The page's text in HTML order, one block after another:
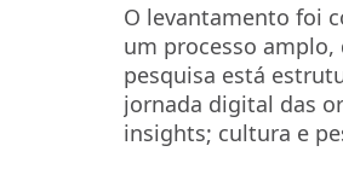
O levantamento foi
um processo amplo,
pesquisa está
jornada digital das
insights; cultura e